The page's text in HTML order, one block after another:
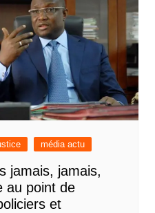
média actu
jamais, jamais,
au point de
et